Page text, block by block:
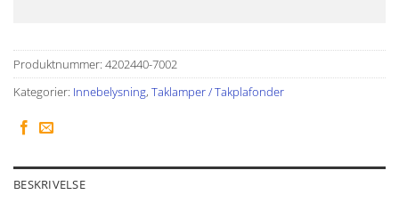
Produktnummer: 4202440-7002
Kategorier: Innebelysning, Taklamper / Takplafonder
BESKRIVELSE